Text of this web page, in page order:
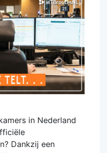
in Nederland
Dankzij een